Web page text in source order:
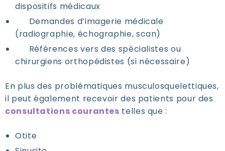
dispositifs médicaux
Demandes d’imagerie médicale
(radiographie, échographie, scan)
Références vers des spécialistes ou
chirurgiens orthopédistes (si nécessaire)
En plus des problématiques musculosquelettiques,
il peut également recevoir des patients pour des
consultations courantes telles que :
Otite